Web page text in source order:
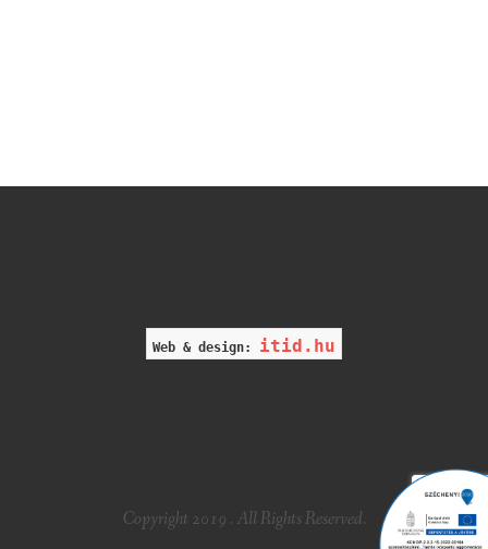
Web & design: itid.hu
Copyright 2019 . All Rights Reserved.